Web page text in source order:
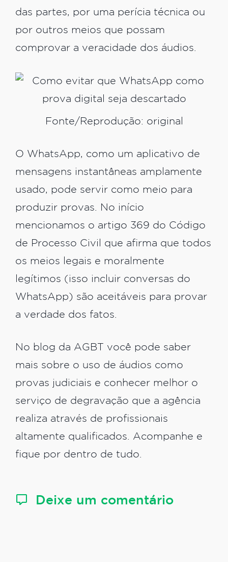
das partes, por uma perícia técnica ou
por outros meios que possam
comprovar a veracidade dos áudios.
Fonte/Reprodução: original
O WhatsApp, como um aplicativo de
mensagens instantâneas amplamente
usado, pode servir como meio para
produzir provas. No início
mencionamos o artigo 369 do Código
de Processo Civil que afirma que todos
os meios legais e moralmente
legítimos (isso incluir conversas do
WhatsApp) são aceitáveis para provar
a verdade dos fatos.
No blog da AGBT você pode saber
mais sobre o uso de áudios como
provas judiciais e conhecer melhor o
serviço de degravação que a agência
realiza através de profissionais
altamente qualificados. Acompanhe e
fique por dentro de tudo.
Deixe um comentário